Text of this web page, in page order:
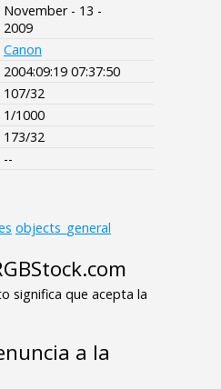
November - 13 -
2009
Canon
2004:09:19 07:37:50
107/32
1/1000
173/32
--
objects_general
significa que acepta la
a la